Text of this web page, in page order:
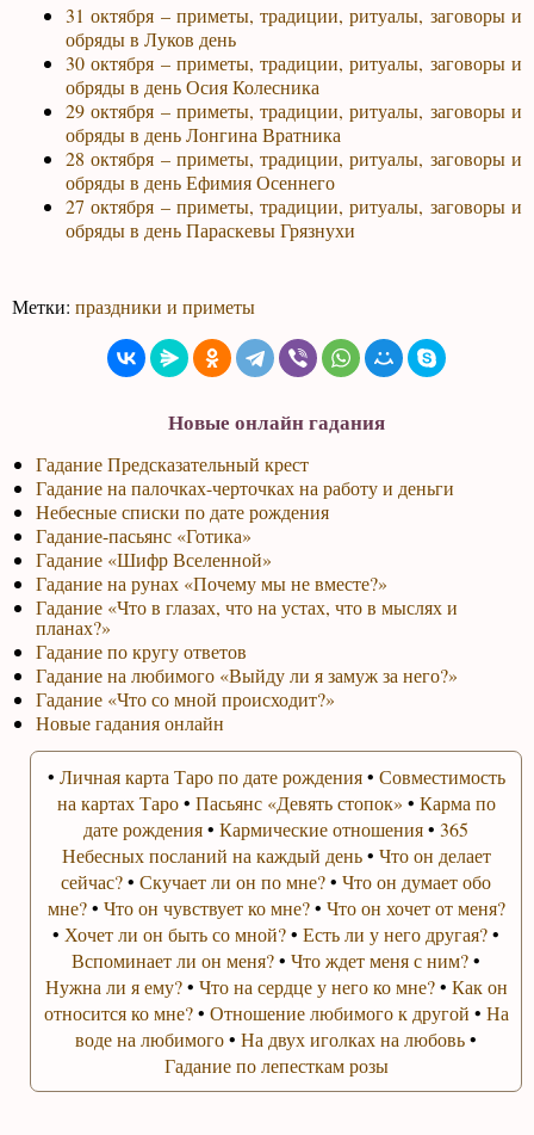
31 октября – приметы, традиции, ритуалы, заговоры и
обряды в Луков день
30 октября – приметы, традиции, ритуалы, заговоры и
обряды в день Осия Колесника
29 октября – приметы, традиции, ритуалы, заговоры и
обряды в день Лонгина Вратника
28 октября – приметы, традиции, ритуалы, заговоры и
обряды в день Ефимия Осеннего
27 октября – приметы, традиции, ритуалы, заговоры и
обряды в день Параскевы Грязнухи
Метки:праздники и приметы
Новые онлайн гадания
Гадание Предсказательный крест
Гадание на палочках-черточках на работу и деньги
Небесные списки по дате рождения
Гадание-пасьянс «Готика»
Гадание «Шифр Вселенной»
Гадание на рунах «Почему мы не вместе?»
Гадание «Что в глазах, что на устах, что в мыслях и
планах?»
Гадание по кругу ответов
Гадание на любимого «Выйду ли я замуж за него?»
Гадание «Что со мной происходит?»
Новые гадания онлайн
• Личная карта Таро по дате рождения• Совместимость
на картах Таро• Пасьянс «Девять стопок» • Карма по
дате рождения•Кармические отношения•365
Небесных посланий на каждый день• Что он делает
сейчас?•Скучает ли он по мне?•Что он думает обо
мне?• Что он чувствует ко мне?• Что он хочет от меня?
• Хочет ли он быть со мной?•Есть ли у него другая?•
Вспоминает ли он меня?•Что ждет меня с ним?•
Нужна ли я ему?• Что на сердце у него ко мне?• Как он
относится ко мне?• Отношение любимого к другой • На
воде на любимого•На двух иголках на любовь•
Гадание по лепесткам розы